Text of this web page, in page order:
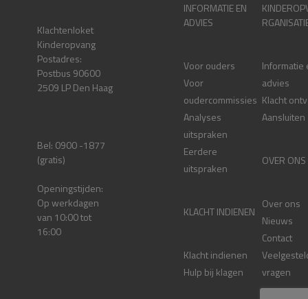
Klachtenloket
Kinderopvang
Postadres:
Postbus 90600
2509 LP Den Haag
Bel: 0900 -1877
(gratis)
Openingstijden:
Op werkdagen
van 10:00 tot
16:00
INFORMATIE EN
ADVIES
Voor ouders
Voor
oudercommissies
Analyses
uitspraken
Eerdere
uitspraken
KLACHT INDIENEN
Klacht indienen
Hulp bij klagen
Informatie
advies
Klacht
Aansluiten
OVER ONS
Over ons
Nieuws
Contact
vragen